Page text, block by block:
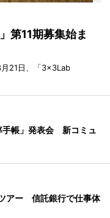
第11期募集始ま
21日、「3×3Lab
手帳」発表会 新コミュ
アー 信託銀行で仕事体